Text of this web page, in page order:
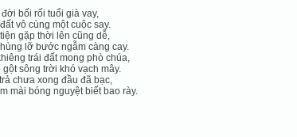
bối rối tuổi già vay,
vô cùng một cuộc say.
gặp thời lên cũng dễ,
lỡ bước ngẫm càng cay.
trái đất mong phò chúa,
gột sông trời khó vạch mây.
chưa xong đầu đã bạc,
mài bóng nguyệt biết bao rày.